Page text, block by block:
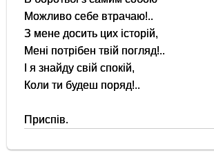
Можливо себе втрачаю!..
З мене досить цих історій,
Мені потрібен твій погляд!..
І я знайду свій спокій,
Коли ти будеш поряд!..
Приспів.